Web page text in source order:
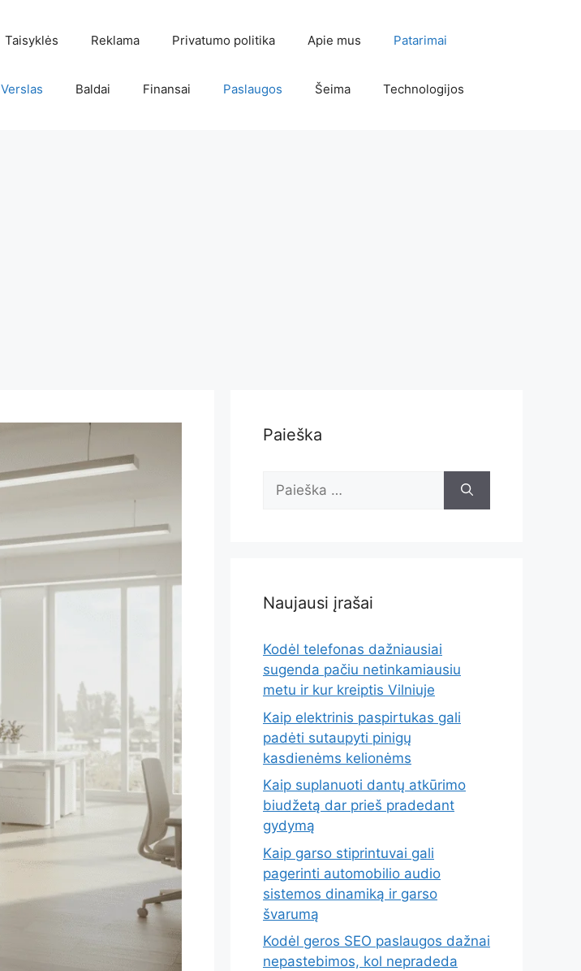
Taisyklės Reklama Privatumo politika Apie mus Patarimai
Verslas Baldai Finansai Paslaugos Šeima Technologijos
Paieška
Ieškoti:
Naujausi įrašai
Kodėl telefonas dažniausiai
sugenda pačiu netinkamiausiu
metu ir kur kreiptis Vilniuje
Kaip elektrinis paspirtukas gali
padėti sutaupyti pinigų
kasdienėms kelionėms
Kaip suplanuoti dantų atkūrimo
biudžetą dar prieš pradedant
gydymą
Kaip garso stiprintuvai gali
pagerinti automobilio audio
sistemos dinamiką ir garso
švarumą
Kodėl geros SEO paslaugos dažnai
nepastebimos, kol nepradeda